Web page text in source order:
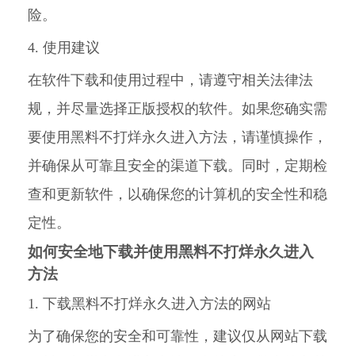
险。
4. 使用建议
在软件下载和使用过程中，请遵守相关法律法
规，并尽量选择正版授权的软件。如果您确实需
要使用黑料不打烊永久进入方法，请谨慎操作，
并确保从可靠且安全的渠道下载。同时，定期检
查和更新软件，以确保您的计算机的安全性和稳
定性。
如何安全地下载并使用黑料不打烊永久进入
方法
1. 下载黑料不打烊永久进入方法的网站
为了确保您的安全和可靠性，建议仅从网站下载